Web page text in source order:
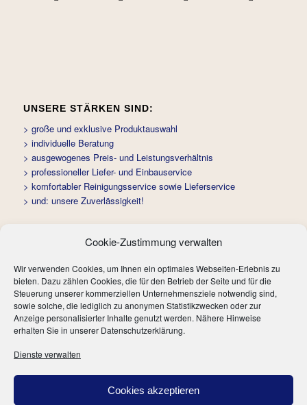
Cookie-Zustimmung verwalten
Wir verwenden Cookies, um Ihnen ein optimales Webseiten-Erlebnis zu
bieten. Dazu zählen Cookies, die für den Betrieb der Seite und für die
Steuerung unserer kommerziellen Unternehmensziele notwendig sind,
sowie solche, die lediglich zu anonymen Statistikzwecken oder zur
Anzeige personalisierter Inhalte genutzt werden. Nähere Hinweise
erhalten Sie in unserer Datenschutzerklärung.
Dienste verwalten
Cookies akzeptieren
UNSERE STÄRKEN SIND:
> große und exklusive Produktauswahl
> individuelle Beratung
> ausgewogenes Preis- und Leistungsverhältnis
> professioneller Liefer- und Einbauservice
> komfortabler Reinigungsservice sowie Lieferservice
> und: unsere Zuverlässigkeit!
Ten Eikelder Bodenbeläge GmbH
Severinstr. 235-239, 50676 Köln
info[at]ten-eikelder-bodenbelaege.de
Telefon: +49 (0) 221 / 23 45 67
Telefax: +49 (0) 221 / 21 65 68